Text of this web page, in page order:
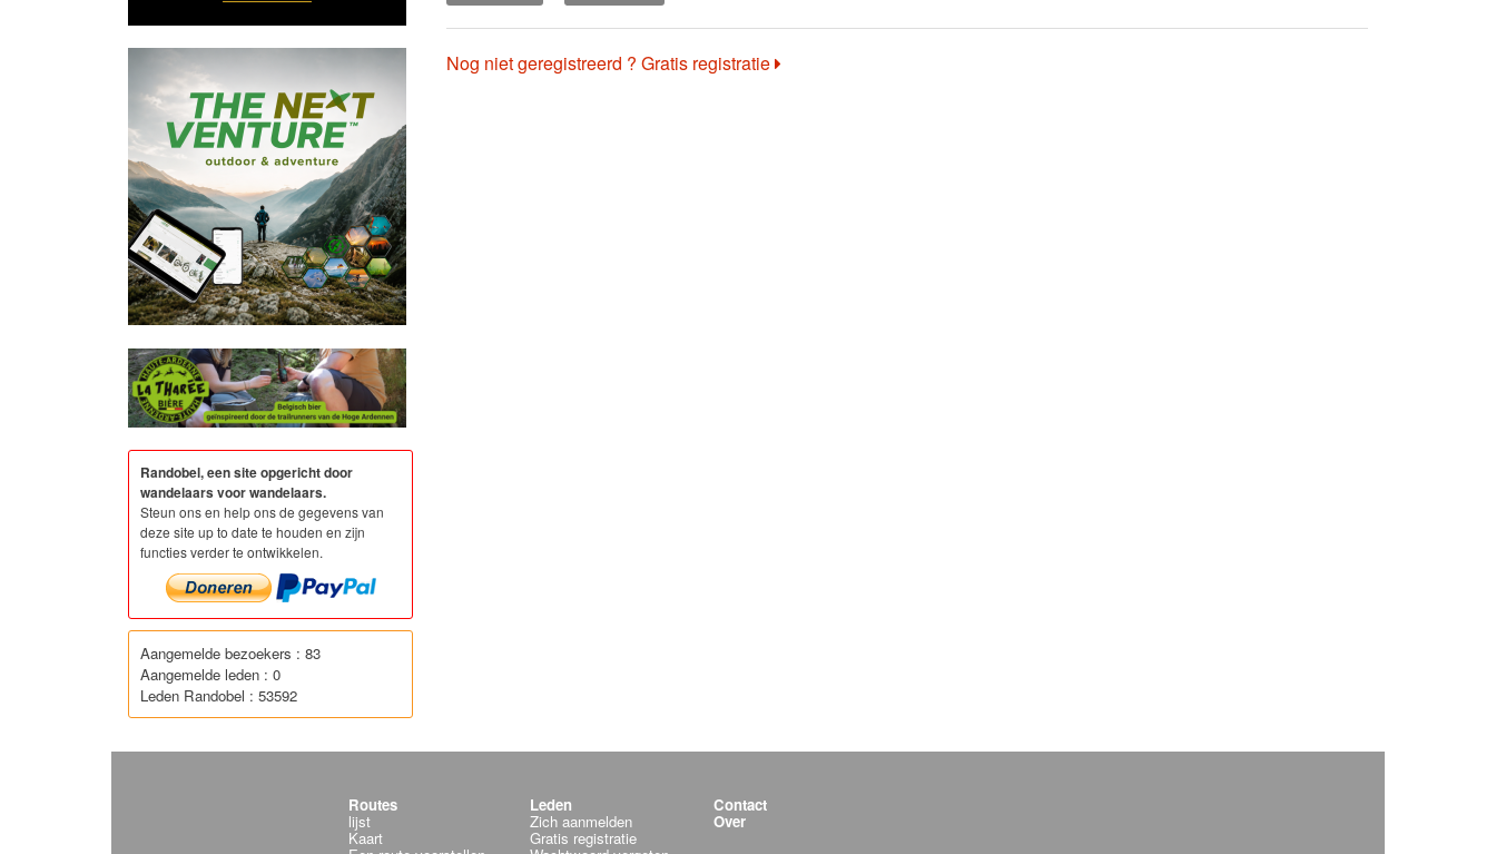
Nog niet geregistreerd ? Gratis registratie
Randobel, een site opgericht door
wandelaars voor wandelaars.
Steun ons en help ons de gegevens van
deze site up to date te houden en zijn
functies verder te ontwikkelen.
Aangemelde bezoekers : 83
Aangemelde leden : 0
Leden Randobel : 53592
Routes
lijst
Kaart
Leden
Zich aanmelden
Gratis registratie
Contact
Over